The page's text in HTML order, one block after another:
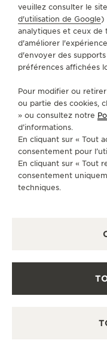
GARANTIE DES
GARANTIE
EXPOSITION «
TIMEKEEPER »
EXPOSITION «
LE VIRTUOSE
L’ODYSSÉE
LE PIONNIER
SAVOIR-FAIRE :
A PROPOS DE NOUS
SERVICES
CONTACT
FICHE RELATIVE
veuillez consulter le site
d'utilisation de Google)
analytiques et ceux de
d'améliorer
d'envoyer des
préférences affichées
Pour modifier ou
ou partie des cookies,
» ou consultez notre
d’informations.
En cliquant sur « Tout
consentement pour
En cliquant sur « Tout
consentement
techniques.